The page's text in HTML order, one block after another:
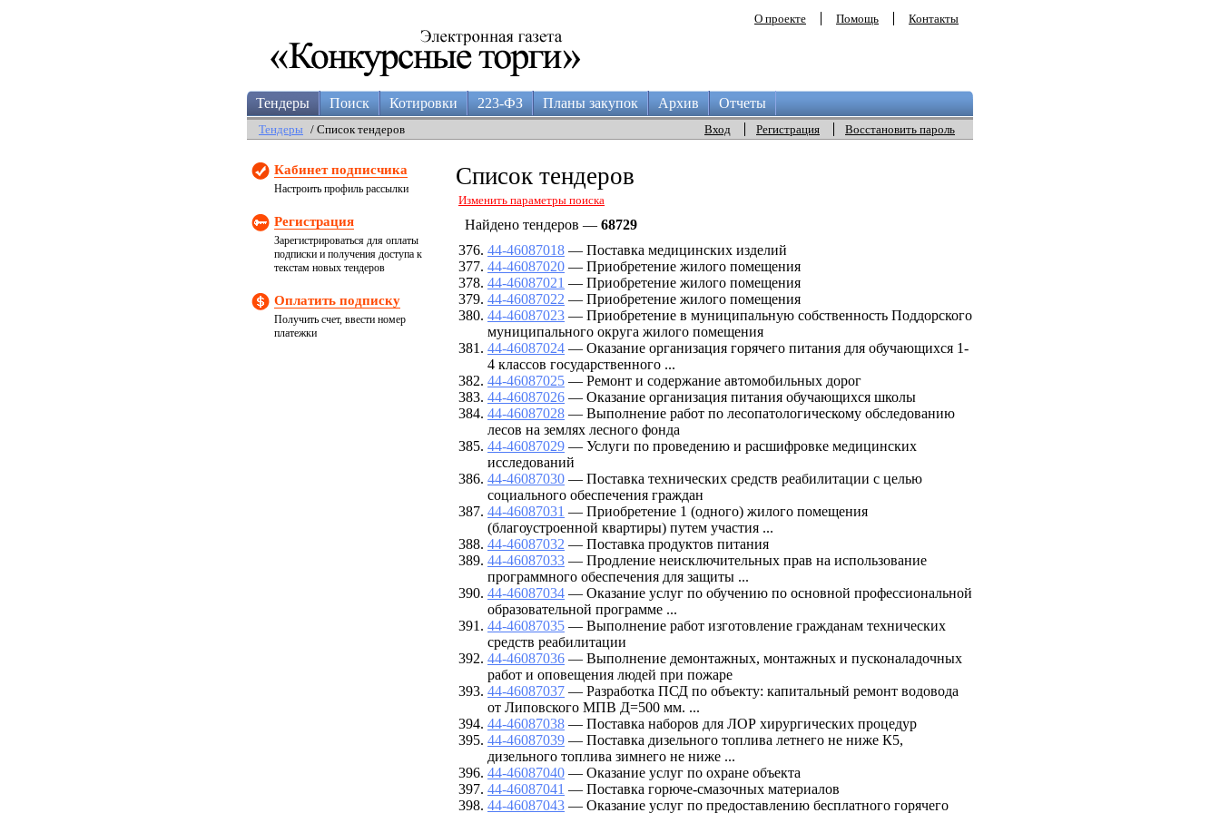
О проекте Помощь Контакты
Тендеры Поиск Котировки 223-ФЗ Планы закупок Архив Отчеты
Вход Регистрация Восстановить пароль
Тендеры / Список тендеров
Кабинет подписчика
Настроить профиль рассылки
Регистрация
Зарегистрироваться для оплаты
подписки и получения доступа к
текстам новых тендеров
Оплатить подписку
Получить счет, ввести номер
платежки
Список тендеров
Изменить параметры поиска
Найдено тендеров — 68729
44-46087018 — Поставка медицинских изделий
44-46087020 — Приобретение жилого помещения
44-46087021 — Приобретение жилого помещения
44-46087022 — Приобретение жилого помещения
44-46087023 — Приобретение в муниципальную собственность Поддорского
муниципального округа жилого помещения
44-46087024 — Оказание организация горячего питания для обучающихся 1-
4 классов государственного ...
44-46087025 — Ремонт и содержание автомобильных дорог
44-46087026 — Оказание организация питания обучающихся школы
44-46087028 — Выполнение работ по лесопатологическому обследованию
лесов на землях лесного фонда
44-46087029 — Услуги по проведению и расшифровке медицинских
исследований
44-46087030 — Поставка технических средств реабилитации с целью
социального обеспечения граждан
44-46087031 — Приобретение 1 (одного) жилого помещения
(благоустроенной квартиры) путем участия ...
44-46087032 — Поставка продуктов питания
44-46087033 — Продление неисключительных прав на использование
программного обеспечения для защиты ...
44-46087034 — Оказание услуг по обучению по основной профессиональной
образовательной программе ...
44-46087035 — Выполнение работ изготовление гражданам технических
средств реабилитации
44-46087036 — Выполнение демонтажных, монтажных и пусконаладочных
работ и оповещения людей при пожаре
44-46087037 — Разработка ПСД по объекту: капитальный ремонт водовода
от Липовского МПВ Д=500 мм. ...
44-46087038 — Поставка наборов для ЛОР хирургических процедур
44-46087039 — Поставка дизельного топлива летнего не ниже К5,
дизельного топлива зимнего не ниже ...
44-46087040 — Оказание услуг по охране объекта
44-46087041 — Поставка горюче-смазочных материалов
44-46087043 — Оказание услуг по предоставлению бесплатного горячего